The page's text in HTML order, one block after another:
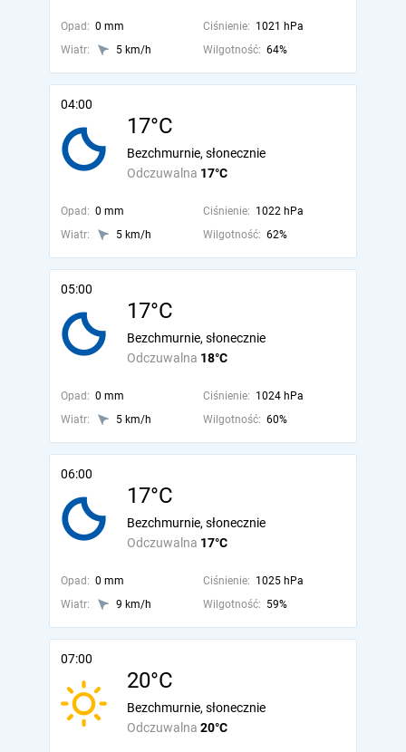
Opad: 0 mm Ciśnienie: 1021 hPa
Wiatr:
5 km/h Wilgotność: 64%
04:00
17°C
Odczuwalna 17°C
Bezchmurnie, słonecznie
Opad: 0 mm Ciśnienie: 1022 hPa
Wiatr:
5 km/h Wilgotność: 62%
05:00
17°C
Odczuwalna 18°C
Bezchmurnie, słonecznie
Opad: 0 mm Ciśnienie: 1024 hPa
Wiatr:
5 km/h Wilgotność: 60%
06:00
17°C
Odczuwalna 17°C
Bezchmurnie, słonecznie
Opad: 0 mm Ciśnienie: 1025 hPa
Wiatr:
9 km/h Wilgotność: 59%
07:00
20°C
Odczuwalna 20°C
Bezchmurnie, słonecznie